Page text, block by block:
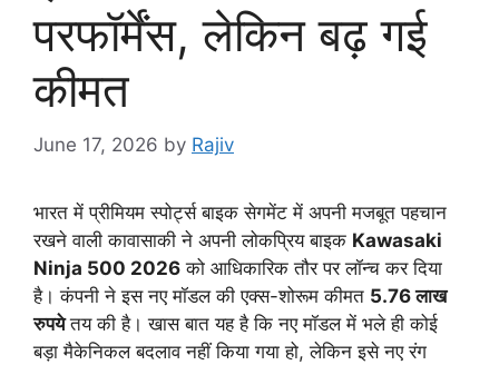
परफॉर्मेंस, लेकिन बढ़ गई
कीमत
June 17, 2026 by Rajiv
भारत में प्रीमियम स्पोर्ट्स बाइक सेगमेंट में अपनी मजबूत पहचान
रखने वाली कावासाकी ने अपनी लोकप्रिय बाइक Kawasaki
Ninja 500 2026 को आधिकारिक तौर पर लॉन्च कर दिया
है। कंपनी ने इस नए मॉडल की एक्स-शोरूम कीमत 5.76 लाख
रुपयेतय की है। खास बात यह है कि नए मॉडल में भले ही कोई
बड़ा मैकेनिकल बदलाव नहीं किया गया हो, लेकिन इसे नए रंग